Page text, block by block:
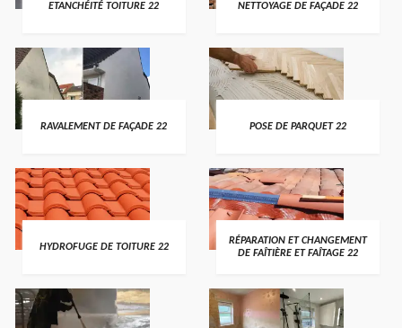
ETANCHÉITÉ TOITURE 22 NETTOYAGE DE FAÇADE 22
RAVALEMENT DE FAÇADE 22 POSE DE PARQUET 22
HYDROFUGE DE TOITURE 22
RÉPARATION ET CHANGEMENT
DE FAÎTIÈRE ET FAÎTAGE 22